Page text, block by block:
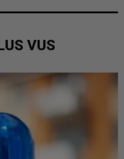
VUS